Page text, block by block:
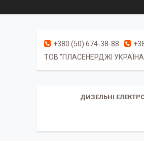
+380 (50) 674-38-88
ТОВ "ПЛАСЕНЕРДЖІ
ДИЗЕЛЬНІ